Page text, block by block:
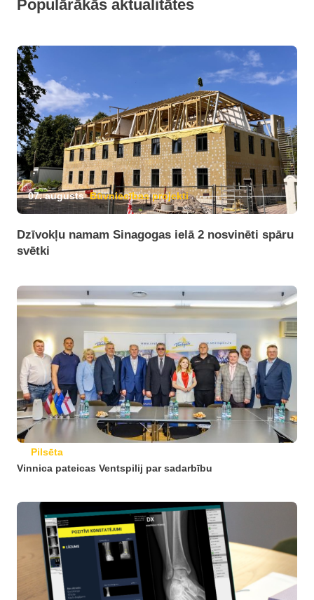
Populārākās aktualitātes
07. augusts Būvniecības projekti
Dzīvokļu namam Sinagogas ielā 2 nosvinēti spāru
svētki
Pilsēta
Vinnica pateicas Ventspilij par sadarbību